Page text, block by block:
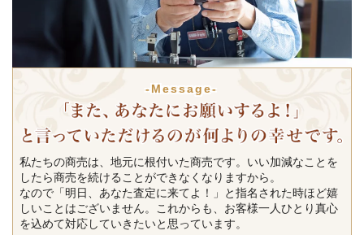
-Message-
私たちの商売は、地元に根付いた商売です。いい加減なことを
したら商売を続けることができなくなりますから。
なので「明日、あなた査定に来てよ！」と指名された時ほど嬉
しいことはございません。これからも、お客様一人ひとり真心
を込めて対応していきたいと思っています。